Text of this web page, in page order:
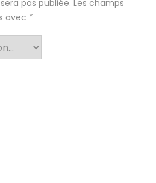
pas publiée. Les champs
avec *